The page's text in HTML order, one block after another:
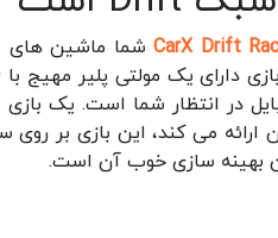
شما ماشین های
ارائه می کند، این بازی بر
بهینه سازی خوب آن است.